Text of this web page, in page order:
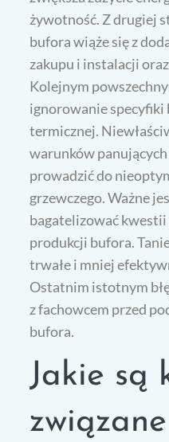
żywotność. Z drugiej
bufora wiąże się z
zakupu i instalacji
Kolejnym
ignorowanie specyfiki
termicznej.
warunków
prowadzić do
grzewczego. Ważne
bagatelizować
produkcji bufora.
trwałe i mniej
Ostatnim istotnym
z fachowcem przed
bufora.
Jakie są